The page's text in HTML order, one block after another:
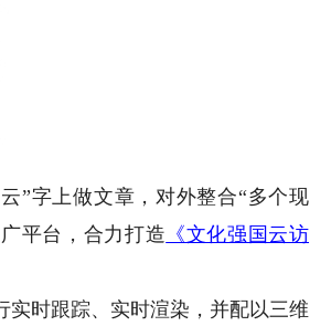
”字上做文章，对外整合“多个现
平台，合力打造 《文化强国云访
时跟踪、实时渲染，并配以三维